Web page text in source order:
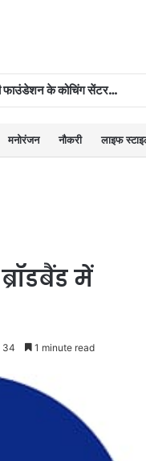
तमनार के बच्चों को मिली नई उड़ान, अदाणी फाउंडेशन के कोचिंग सेंटर से 39 का चयन
मनोरंजन नौकरी लाइफ
में
34 1 minute read